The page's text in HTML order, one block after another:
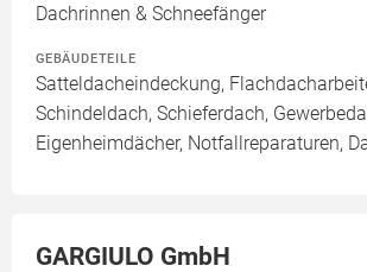
Dachrinnen & Schneefänger
GEBÄUDETEILE
Satteldacheindeckung,
Schindeldach, Schieferdach,
Eigenheimdächer, Notfallreparaturen,
GARGIULO GmbH